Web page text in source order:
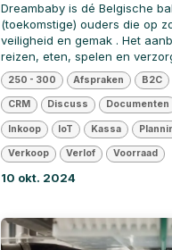
Dreambaby is dé Belgische
(toekomstige) ouders die op
veiligheid en gemak . Het
reizen, eten, spelen en
250 - 300 Afspraken B2C
CRM Discuss Documenten
Inkoop IoT Kassa
Verkoop Verlof Voorraad
10 okt. 2024